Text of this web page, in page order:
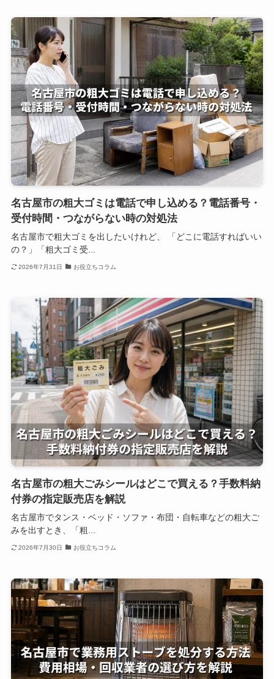
名古屋市の粗大ゴミは電話で申し込める？電話番号・
受付時間・つながらない時の対処法
名古屋市で粗大ゴミを出したいけれど、 「どこに電話すればいい
の？」「粗大ゴミ受...
2026年7月31日 お役立ちコラム
名古屋市の粗大ごみシールはどこで買える？手数料納
付券の指定販売店を解説
名古屋市でタンス・ベッド・ソファ・布団・自転車などの粗大ご
みを出すとき、「粗...
2026年7月30日 お役立ちコラム